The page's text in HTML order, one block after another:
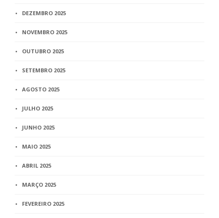
DEZEMBRO 2025
NOVEMBRO 2025
OUTUBRO 2025
SETEMBRO 2025
AGOSTO 2025
JULHO 2025
JUNHO 2025
MAIO 2025
ABRIL 2025
MARÇO 2025
FEVEREIRO 2025